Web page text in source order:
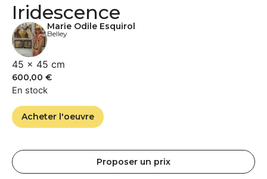
Iridescence
Marie Odile Esquirol
Belley
45 × 45 cm
600,00 €
En stock
Acheter l'oeuvre
Proposer un prix